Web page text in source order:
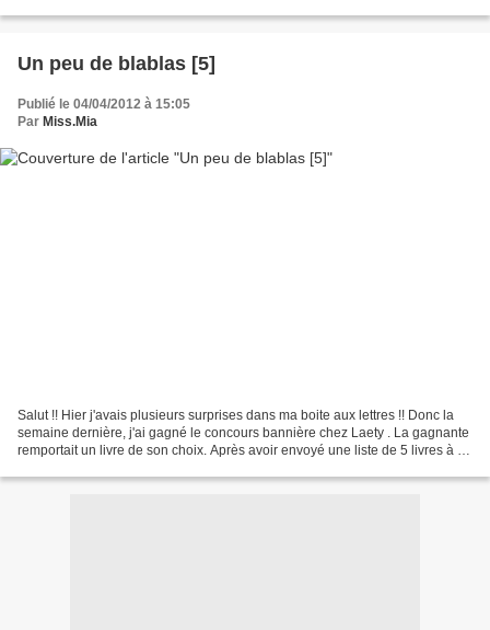
Un peu de blablas [5]
Publié le 04/04/2012 à 15:05
Par Miss.Mia
Salut !! Hier j'avais plusieurs surprises dans ma boite aux lettres !! Donc la
semaine dernière, j'ai gagné le concours bannière chez Laety . La gagnante
remportait un livre de son choix. Après avoir envoyé une liste de 5 livres à la